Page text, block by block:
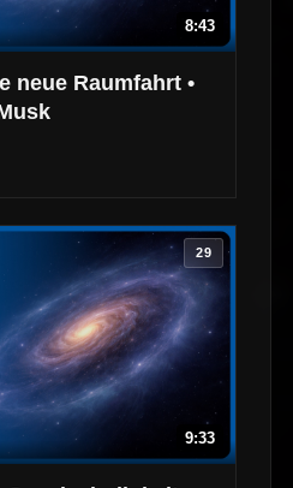
8:43
neue Raumfahrt •
29
9:33